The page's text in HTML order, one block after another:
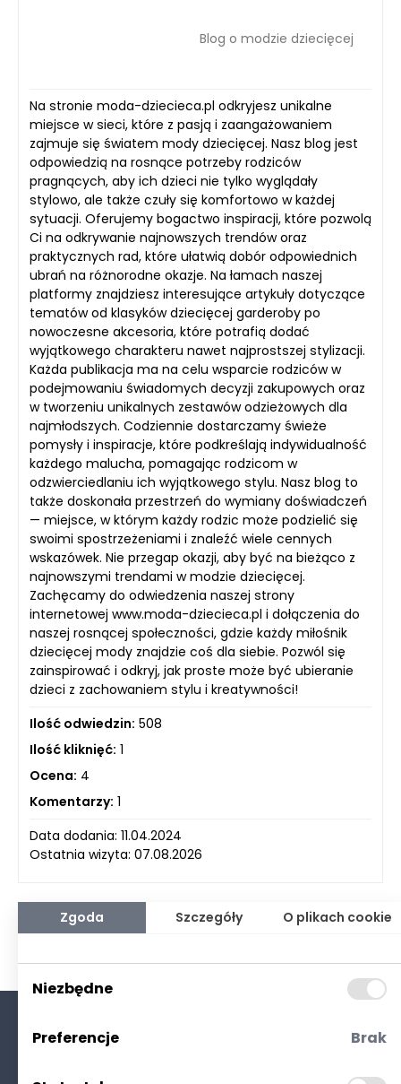
Blog o modzie dziecięcej
Na stronie moda-dziecieca.pl odkryjesz unikalne
miejsce w sieci, które z pasją i zaangażowaniem
zajmuje się światem mody dziecięcej. Nasz blog jest
odpowiedzią na rosnące potrzeby rodziców
pragnących, aby ich dzieci nie tylko wyglądały
stylowo, ale także czuły się komfortowo w każdej
sytuacji. Oferujemy bogactwo inspiracji, które pozwolą
Ci na odkrywanie najnowszych trendów oraz
praktycznych rad, które ułatwią dobór odpowiednich
ubrań na różnorodne okazje. Na łamach naszej
platformy znajdziesz interesujące artykuły dotyczące
tematów od klasyków dziecięcej garderoby po
nowoczesne akcesoria, które potrafią dodać
wyjątkowego charakteru nawet najprostszej stylizacji.
Każda publikacja ma na celu wsparcie rodziców w
podejmowaniu świadomych decyzji zakupowych oraz
w tworzeniu unikalnych zestawów odzieżowych dla
najmłodszych. Codziennie dostarczamy świeże
pomysły i inspiracje, które podkreślają indywidualność
każdego malucha, pomagając rodzicom w
odzwierciedlaniu ich wyjątkowego stylu. Nasz blog to
także doskonała przestrzeń do wymiany doświadczeń
— miejsce, w którym każdy rodzic może podzielić się
swoimi spostrzeżeniami i znaleźć wiele cennych
wskazówek. Nie przegap okazji, aby być na bieżąco z
najnowszymi trendami w modzie dziecięcej.
Zachęcamy do odwiedzenia naszej strony
internetowej www.moda-dziecieca.pl i dołączenia do
naszej rosnącej społeczności, gdzie każdy miłośnik
dziecięcej mody znajdzie coś dla siebie. Pozwól się
zainspirować i odkryj, jak proste może być ubieranie
dzieci z zachowaniem stylu i kreatywności!
Ilość odwiedzin: 508
Ilość kliknięć: 1
Ocena: 4
Komentarzy: 1
Data dodania: 11.04.2024
Ostatnia wizyta: 07.08.2026
Zgoda Szczegóły O plikach cookie
Niezbędne
Preferencje Brak